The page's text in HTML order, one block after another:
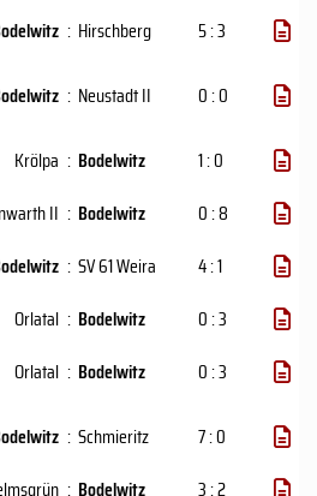
: Hirschberg
5 : 3
: Neustadt II
0 : 0
Krölpa : Bodelwitz
1 : 0
II : Bodelwitz
0 : 8
: SV 61 Weira
4 : 1
Orlatal : Bodelwitz
0 : 3
Orlatal : Bodelwitz
0 : 3
: Schmieritz
7 : 0
: Bodelwitz 3 : 2